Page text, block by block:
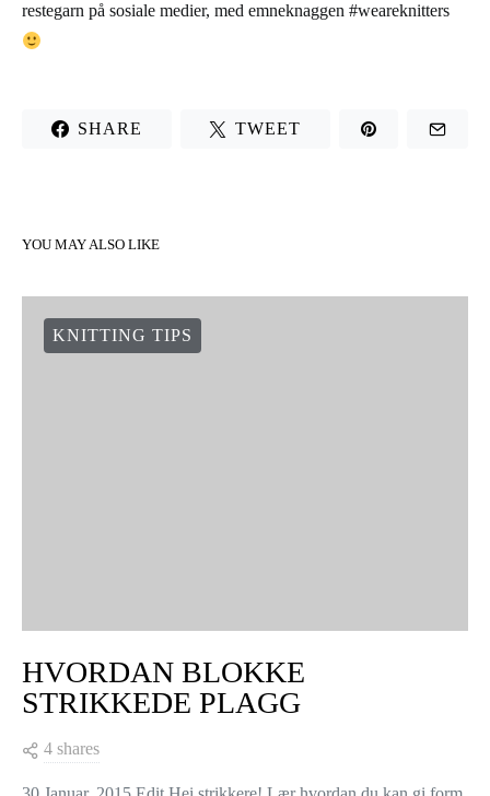
restegarn på sosiale medier, med emneknaggen #weareknitters
SHARE TWEET
YOU MAY ALSO LIKE
KNITTING TIPS
HVORDAN BLOKKE
STRIKKEDE PLAGG
4 shares